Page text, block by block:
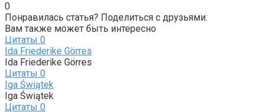
0
Понравилась статья? Поделиться с друзьями:
Вам также может быть интересно
Цитаты 0
Ida Friederike Görres
Ida Friederike Görres
Цитаты 0
Iga Świątek
Iga Świątek
Цитаты 0